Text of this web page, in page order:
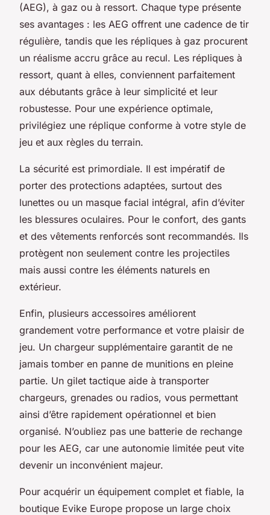
(AEG), à gaz ou à ressort. Chaque type présente
ses avantages : les AEG offrent une cadence de tir
régulière, tandis que les répliques à gaz procurent
un réalisme accru grâce au recul. Les répliques à
ressort, quant à elles, conviennent parfaitement
aux débutants grâce à leur simplicité et leur
robustesse. Pour une expérience optimale,
privilégiez une réplique conforme à votre style de
jeu et aux règles du terrain.
La sécurité est primordiale. Il est impératif de
porter des protections adaptées, surtout des
lunettes ou un masque facial intégral, afin d’éviter
les blessures oculaires. Pour le confort, des gants
et des vêtements renforcés sont recommandés. Ils
protègent non seulement contre les projectiles
mais aussi contre les éléments naturels en
extérieur.
Enfin, plusieurs accessoires améliorent
grandement votre performance et votre plaisir de
jeu. Un chargeur supplémentaire garantit de ne
jamais tomber en panne de munitions en pleine
partie. Un gilet tactique aide à transporter
chargeurs, grenades ou radios, vous permettant
ainsi d’être rapidement opérationnel et bien
organisé. N’oubliez pas une batterie de rechange
pour les AEG, car une autonomie limitée peut vite
devenir un inconvénient majeur.
Pour acquérir un équipement complet et fiable, la
boutique Evike Europe propose un large choix